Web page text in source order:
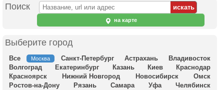
Поиск
на карте
Выберите город
Все Москва Санкт-Петербург Астрахань
Владивосток
Волгоград
Екатеринбург Казань Киев
Краснодар
Красноярск
Нижний Новгород Новосибирск
Омск
Ростов-на-Дону
Рязань Самара Уфа
Челябинск